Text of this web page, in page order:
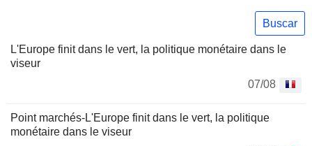
Buscar
L'Europe finit dans le vert, la politique monétaire dans le
viseur
07/08
Point marchés-L'Europe finit dans le vert, la politique
monétaire dans le viseur